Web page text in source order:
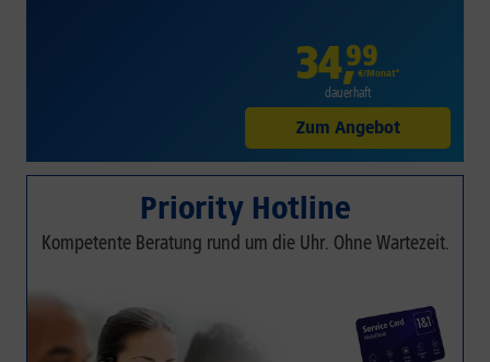
34,99
€/Monat*
dauerhaft
Zum Angebot
Priority Hotline
Kompetente Beratung rund um die Uhr. Ohne Wartezeit.